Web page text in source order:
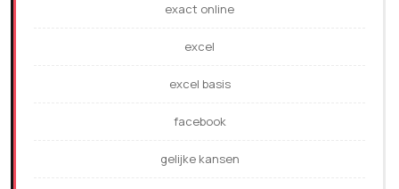
exact online
excel
excel basis
facebook
gelijke kansen